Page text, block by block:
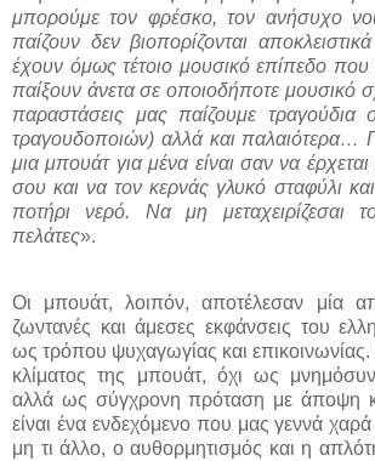
μπορούμε τον φρέσκο, τον ανήσυχο
παίζουν δεν βιοπορίζονται
έχουν όμως τέτοιο μουσικό επίπεδο
παίξουν άνετα σε οποιοδήποτε μουσικό
παραστάσεις μας παίζουμε τραγούδια
τραγουδοποιών) αλλά και παλαιότερα…
μια μπουάτ για μένα είναι σαν να
σου και να τον κερνάς γλυκό σταφύλι
ποτήρι νερό. Να μη μεταχειρίζεσαι
πελάτες».
Οι μπουάτ, λοιπόν, αποτέλεσαν μία
ζωντανές και άμεσες εκφάνσεις του
ως τρόπου ψυχαγωγίας και
κλίματος της μπουάτ, όχι ως
αλλά ως σύγχρονη πρόταση με άποψη
είναι ένα ενδεχόμενο που μας γεννά χαρά
μη τι άλλο, ο αυθορμητισμός και η